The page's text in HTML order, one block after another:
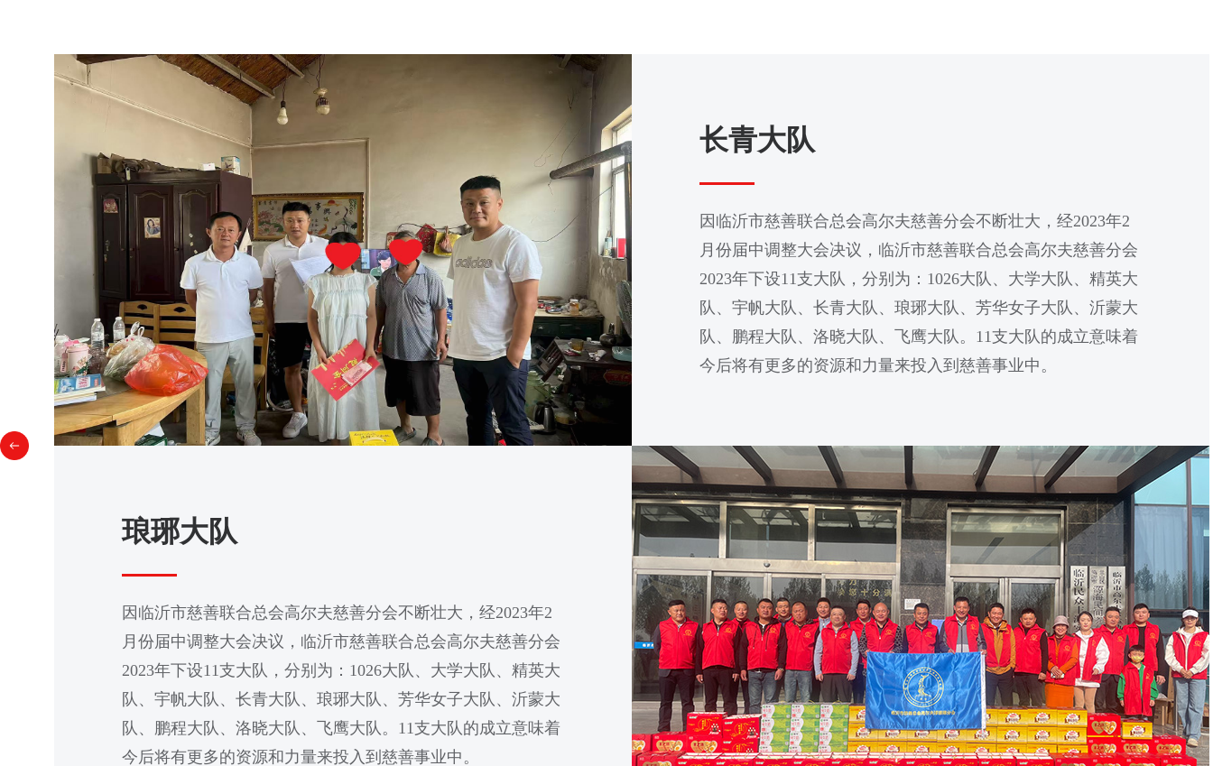
长青大队
因临沂市慈善联合总会高尔夫慈善分会不断壮大，经2023年2
月份届中调整大会决议，临沂市慈善联合总会高尔夫慈善分会
2023年下设11支大队，分别为：1026大队、大学大队、精英大
队、宇帆大队、长青大队、琅琊大队、芳华女子大队、沂蒙大
队、鹏程大队、洛晓大队、飞鹰大队。11支大队的成立意味着
今后将有更多的资源和力量来投入到慈善事业中。
琅琊大队
因临沂市慈善联合总会高尔夫慈善分会不断壮大，经2023年2
月份届中调整大会决议，临沂市慈善联合总会高尔夫慈善分会
2023年下设11支大队，分别为：1026大队、大学大队、精英大
队、宇帆大队、长青大队、琅琊大队、芳华女子大队、沂蒙大
队、鹏程大队、洛晓大队、飞鹰大队。11支大队的成立意味着
今后将有更多的资源和力量来投入到慈善事业中。